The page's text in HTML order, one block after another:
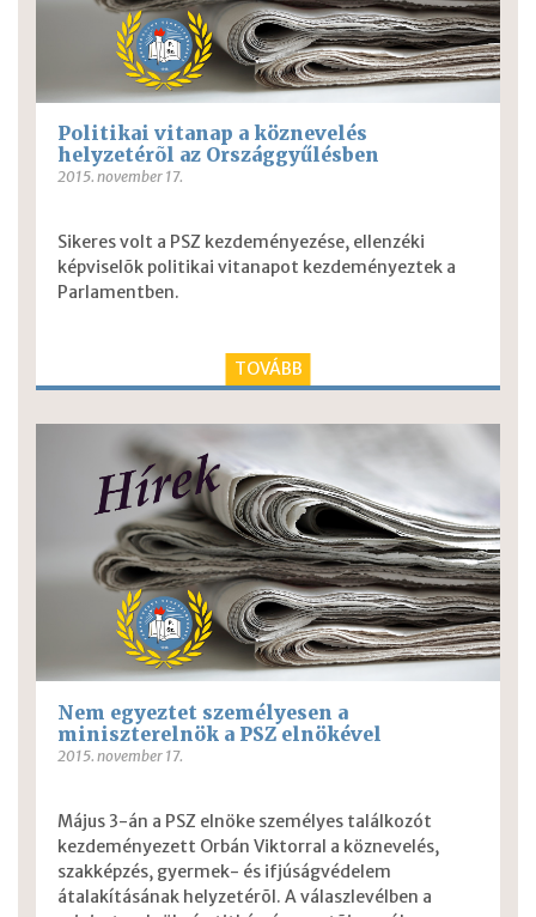
Politikai vitanap a köznevelés
helyzetérõl az Országgyűlésben
2015. november 17.
Sikeres volt a PSZ kezdeményezése, ellenzéki
képviselõk politikai vitanapot kezdeményeztek a
Parlamentben.
TOVÁBB
Nem egyeztet személyesen a
miniszterelnök a PSZ elnökével
2015. november 17.
Május 3-án a PSZ elnöke személyes találkozót
kezdeményezett Orbán Viktorral a köznevelés,
szakképzés, gyermek- és ifjúságvédelem
átalakításának helyzetérõl. A válaszlevélben a